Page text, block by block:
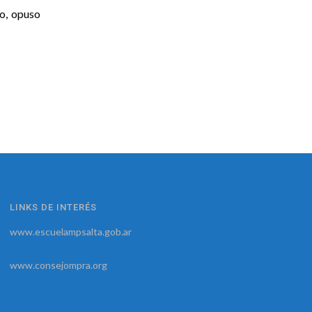
opuso
LINKS DE INTERÉS
www.escuelampsalta.gob.ar
www.consejompra.org